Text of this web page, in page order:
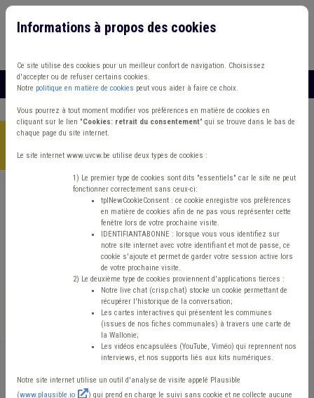
Accueil >Mandataires>Actualité
de Wallonie : lancement de l’enquête
Mandataires
Réseau des Élues
Locales de Wallonie :
lancement de l’enquête
Mis en ligne le 6 Mars 2026 - Nicolas BONOMI
Informations à propos des cookies
Ce site utilise des cookies pour un meilleur confort de navigation. Choisissez
d'accepter ou de refuser certains cookies.
Notre politique en matière de cookies peut vous aider à faire ce choix.
Vous pourrez à tout moment modifier vos préférences en matière de cookies en
cliquant sur le lien "Cookies: retrait du consentement" qui se trouve dans le bas de
chaque page du site internet.
Le site internet www.uvcw.be utilise deux types de cookies :
1) Le premier type de cookies sont dits "essentiels" car le site ne peut
fonctionner correctement sans ceux-ci:
tplNewCookieConsent : ce cookie enregistre vos préférences
en matière de cookies afin de ne pas vous représenter cette
fenêtre lors de votre prochaine visite.
IDENTIFIANTABONNE : lorsque vous vous identifiez sur
notre site internet avec votre identifiant et mot de passe, ce
cookie s'ajoute et permet de garder votre session active lors
de votre prochaine visite.
2) Le deuxième type de cookies proviennent d'applications tierces :
Notre live chat (crisp.chat) stocke un cookie permettant de
récupérer l'historique de la conversation;
Les cartes interactives qui présentent les communes
(issues de nos fiches communales) à travers une carte de
la Wallonie;
Les vidéos encapsulées (YouTube, Viméo) qui reprennent nos
interviews, et nos supports liés aux kits numériques.
Notre site internet utilise un outil d'analyse de visite appelé Plausible
(www.plausible.io
) qui prend en charge le suivi sans cookie et ne collecte aucune